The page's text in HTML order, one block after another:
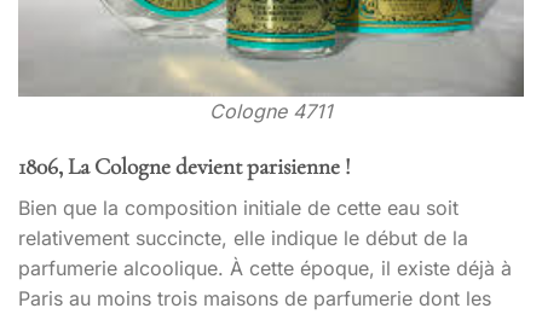
Cologne 4711
1806, La Cologne devient parisienne !
Bien que la composition initiale de cette eau soit
relativement succincte, elle indique le début de la
parfumerie alcoolique. À cette époque, il existe déjà à
Paris au moins trois maisons de parfumerie dont les